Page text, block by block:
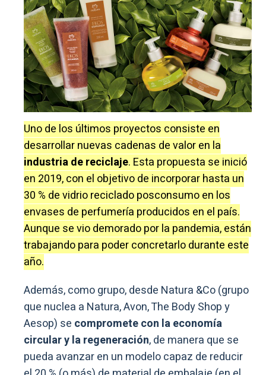
Uno de los últimos proyectos consiste en
desarrollar nuevas cadenas de valor en la
industria de reciclaje. Esta propuesta se inició
en 2019, con el objetivo de incorporar hasta un
30 % de vidrio reciclado posconsumo en los
envases de perfumería producidos en el país.
Aunque se vio demorado por la pandemia, están
trabajando para poder concretarlo durante este
año.
Además, como grupo, desde Natura &Co (grupo
que nuclea a Natura, Avon, The Body Shop y
Aesop) se compromete con la economía
circular y la regeneración, de manera que se
pueda avanzar en un modelo capaz de reducir